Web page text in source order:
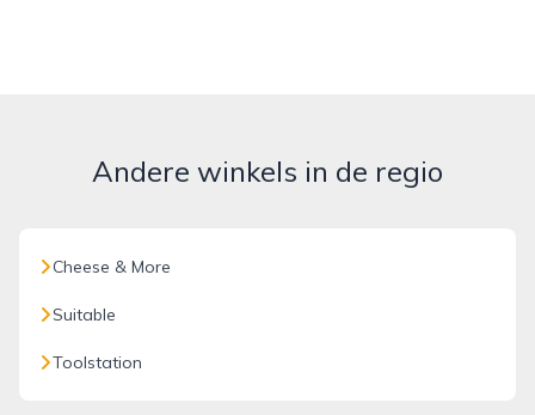
Andere winkels in de regio
Cheese & More
Suitable
Toolstation